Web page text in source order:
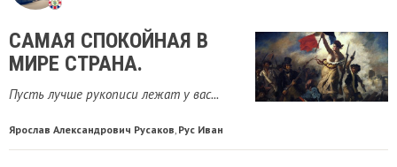
САМАЯ СПОКОЙНАЯ В
МИРЕ СТРАНА.
Пусть лучше рукописи лежат у вас...
Ярослав Александрович Русаков Рус Иван